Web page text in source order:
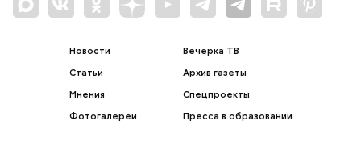
Новости
Статьи
Мнения
Фотогалереи
Вечерка ТВ
Архив газеты
Спецпроекты
Пресса в образовании